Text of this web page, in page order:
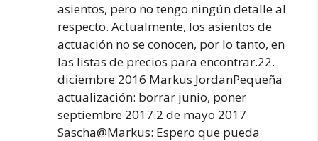
asientos, pero no tengo ningún detalle al
respecto. Actualmente, los asientos de
actuación no se conocen, por lo tanto, en
las listas de precios para encontrar.22.
diciembre 2016 Markus JordanPequeña
actualización: borrar junio, poner
septiembre 2017.2 de mayo 2017
Sascha@Markus: Espero que pueda